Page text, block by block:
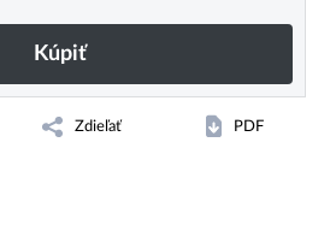
Kúpiť
Zdieľať PDF